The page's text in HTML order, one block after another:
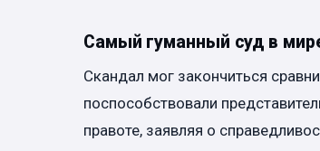
Самый гуманный суд в
Скандал мог закончиться
поспособствовали
правоте, заявляя о